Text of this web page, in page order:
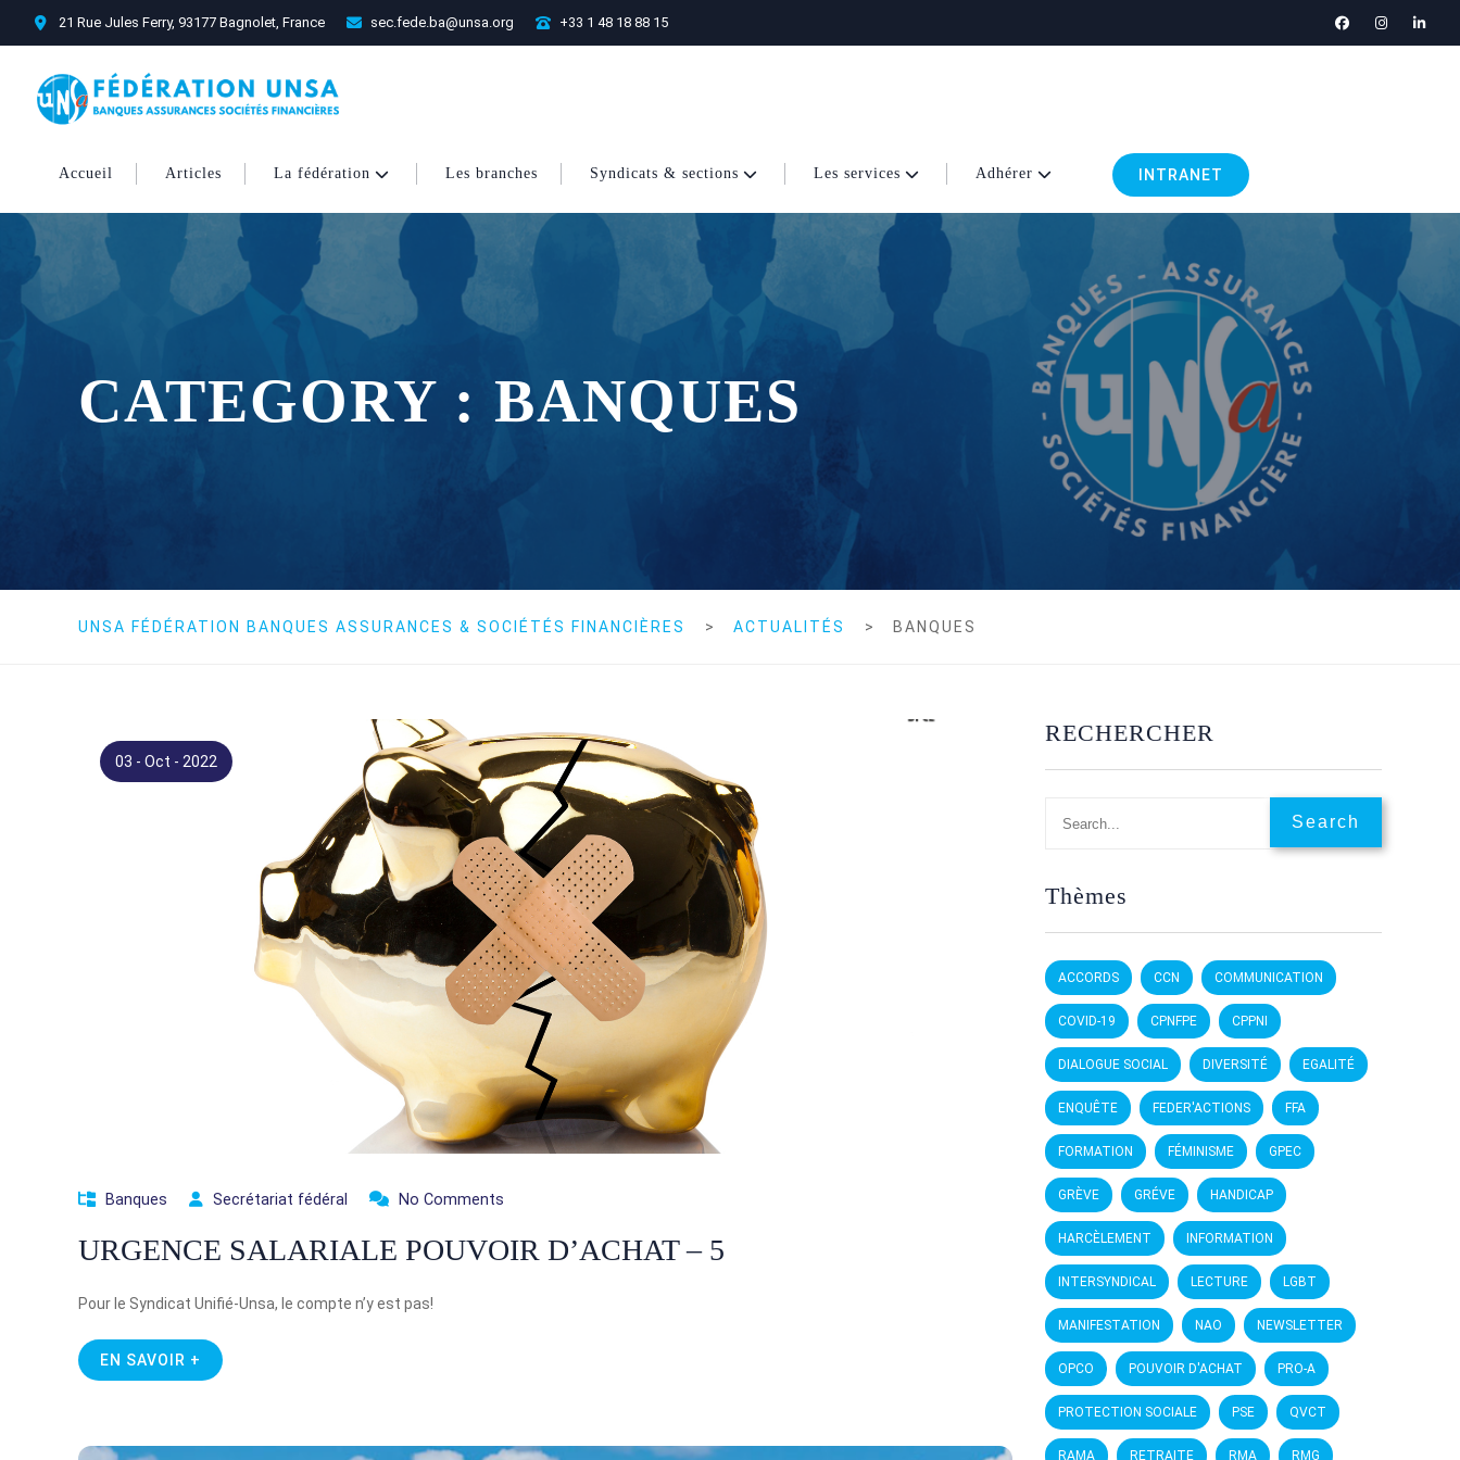
21 Rue Jules Ferry, 93177 Bagnolet, France sec.fede.ba@unsa.org +33 1 48 18 88 15
Accueil Articles La fédération Les branches Syndicats & sections Les services Adhérer INTRANET
CATEGORY : BANQUES
UNSA FÉDÉRATION BANQUES ASSURANCES & SOCIÉTÉS FINANCIÈRES > ACTUALITÉS > BANQUES
03 - Oct - 2022
Banques Secrétariat fédéral No Comments
URGENCE SALARIALE POUVOIR D’ACHAT – 5
Pour le Syndicat Unifié-Unsa, le compte n’y est pas!
EN SAVOIR +
RECHERCHER
Thèmes
ACCORDS CCN COMMUNICATION
COVID-19 CPNFPE CPPNI
DIALOGUE SOCIAL DIVERSITÉ EGALITÉ
ENQUÊTE FEDER'ACTIONS FFA
FORMATION FÉMINISME GPEC
GRÈVE GRÉVE HANDICAP
HARCÈLEMENT INFORMATION
INTERSYNDICAL LECTURE LGBT
MANIFESTATION NAO NEWSLETTER
OPCO POUVOIR D'ACHAT PRO-A
PROTECTION SOCIALE PSE QVCT
RAMA RETRAITE RMA RMG